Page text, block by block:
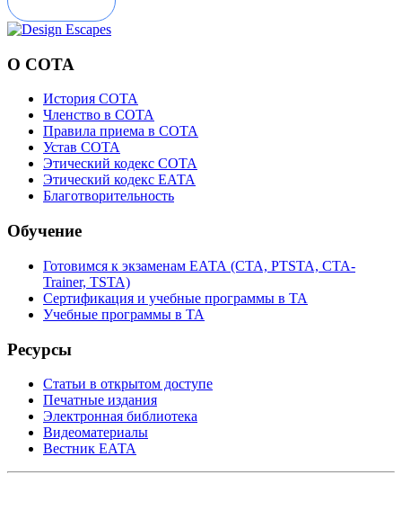
О СОТА
История СОТА
Членство в СОТА
Правила приема в СОТА
Устав СОТА
Этический кодекс СОТА
Этический кодекс ЕАТА
Благотворительность
Обучение
Готовимся к экзаменам ЕАТА (СТА, PTSTA, СТА-
Trainer, TSTA)
Сертификация и учебные программы в ТА
Учебные программы в ТА
Ресурсы
Статьи в открытом доступе
Печатные издания
Электронная библиотека
Видеоматериалы
Вестник ЕАТА